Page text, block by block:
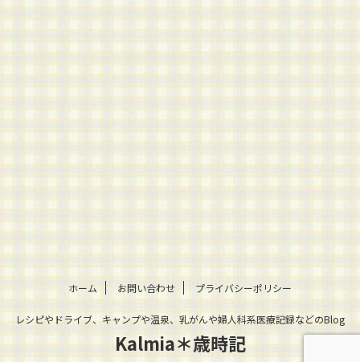
ホーム お問い合わせ プライバシーポリシー
レシピやドライブ、キャンプや温泉、乳がんや婦人科系医療記録などのBlog
Kalmia＊歳時記